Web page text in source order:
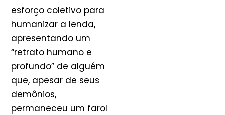
esforço coletivo para
humanizar a lenda,
apresentando um
“retrato humano e
profundo” de alguém
que, apesar de seus
demônios,
permaneceu um farol